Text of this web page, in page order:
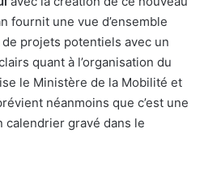
fournit une vue d’ensemble
projets potentiels avec un
quant à l’organisation du
le Ministère de la Mobilité et
néanmoins que c’est une
calendrier gravé dans le